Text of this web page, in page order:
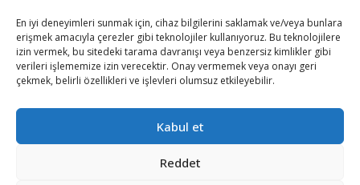
En iyi deneyimleri sunmak için, cihaz bilgilerini saklamak ve/veya bunlara
erişmek amacıyla çerezler gibi teknolojiler kullanıyoruz. Bu teknolojilere
izin vermek, bu sitedeki tarama davranışı veya benzersiz kimlikler gibi
verileri işlememize izin verecektir. Onay vermemek veya onayı geri
çekmek, belirli özellikleri ve işlevleri olumsuz etkileyebilir.
Kabul et
Reddet
iletisim@savunmatr.com
2026 © Savunma TR. Tüm Hakları Saklıdır.
Savunma Sanayii
Kategoriler
Siber Güvenlik
SavunmaTR